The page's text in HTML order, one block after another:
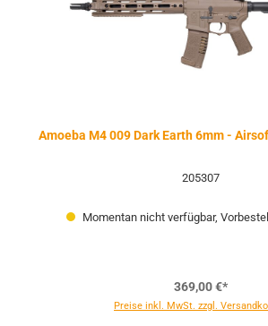
Amoeba M4 009 Dark Earth 6mm -
205307
Momentan nicht verfügbar,
369,00 €*
Preise inkl. MwSt. zzgl.